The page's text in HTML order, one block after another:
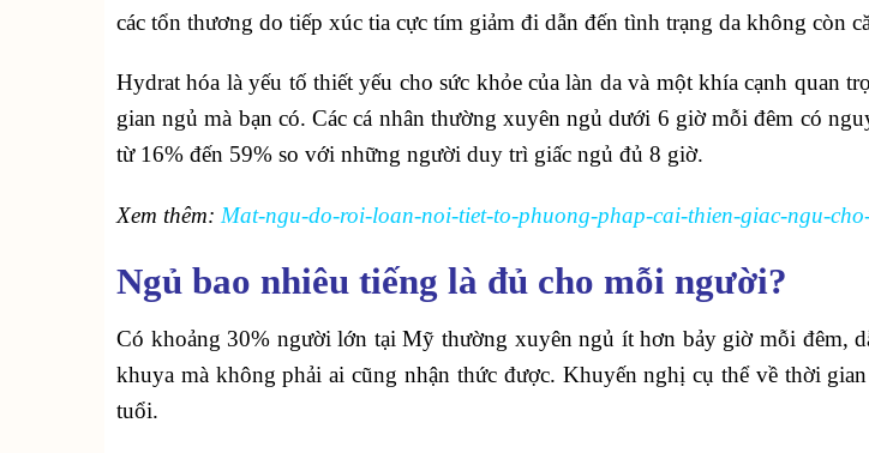
các tổn thương do tiếp xúc tia cực tím giảm đi dẫn đến tình trạng da không còn
Hydrat hóa là yếu tố thiết yếu cho sức khỏe của làn da và một khía cạnh quan
gian ngủ mà bạn có. Các cá nhân thường xuyên ngủ dưới 6 giờ mỗi đêm có
từ 16% đến 59% so với những người duy trì giấc ngủ đủ 8 giờ.
Xem thêm: Mat-ngu-do-roi-loan-noi-tiet-to-phuong-phap-cai-thien-giac-ngu-
Ngủ bao nhiêu tiếng là đủ cho mỗi người?
Có khoảng 30% người lớn tại Mỹ thường xuyên ngủ ít hơn bảy giờ mỗi đêm,
khuya mà không phải ai cũng nhận thức được. Khuyến nghị cụ thể về thời
tuổi.